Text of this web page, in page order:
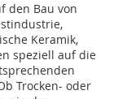
den Bau von
Keramik,
speziell auf die
Trocken- oder